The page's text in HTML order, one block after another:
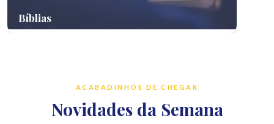
Bíblias
ACABADINHOS DE CHEGAR
Novidades da Semana